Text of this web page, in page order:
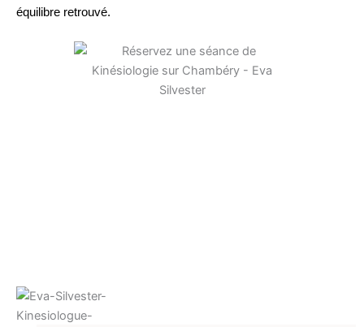
équilibre retrouvé.